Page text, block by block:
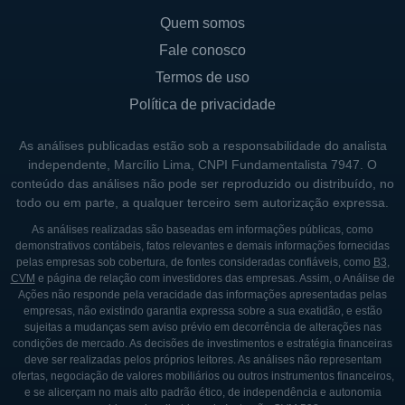
mediante a um eventual crescimento da
economia no longo prazo.
Além disso, o setor privado de saúde, apesar
de pouco acessível à maioria da população
inadimplência do consumidor. Isso acontece
devido a maior parte da receita das redes de
saúde privada vem de grandes seguradoras,
ou seja, as seguradoras pagam pelos
exames, diagnósticos, consultas, cirurgias e
procedimentos realizados em sua maioria,
de modo em que o cliente não os paga
diretamente. A partir disso, as redes de
saúde privada possuem sua receita
concentrada em fontes confiáveis quanto ao
pagamento dos valores devidos, afinal as
Quem somos
Fale conosco
Termos de uso
Política de privacidade
As análises publicadas estão sob a responsabilidade do analista
independente, Marcílio Lima, CNPI Fundamentalista 7947. O
conteúdo das análises não pode ser reproduzido ou distribuído, no
todo ou em parte, a qualquer terceiro sem autorização expressa.
As análises realizadas são baseadas em informações públicas, como
demonstrativos contábeis, fatos relevantes e demais informações fornecidas
pelas empresas sob cobertura, de fontes consideradas confiáveis, como B3,
CVM e página de relação com investidores das empresas. Assim, o Análise de
Ações não responde pela veracidade das informações apresentadas pelas
empresas, não existindo garantia expressa sobre a sua exatidão, e estão
sujeitas a mudanças sem aviso prévio em decorrência de alterações nas
condições de mercado. As decisões de investimentos e estratégia financeiras
deve ser realizadas pelos próprios leitores. As análises não representam
ofertas, negociação de valores mobiliários ou outros instrumentos financeiros,
e se alicerçam no mais alto padrão ético, de independência e autonomia